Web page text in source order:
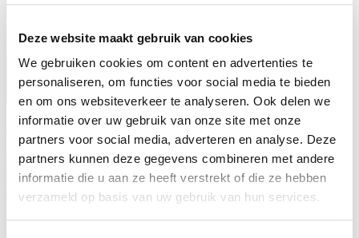
Deze website maakt gebruik van cookies
We gebruiken cookies om content en advertenties te
personaliseren, om functies voor social media te bieden
en om ons websiteverkeer te analyseren. Ook delen we
informatie over uw gebruik van onze site met onze
partners voor social media, adverteren en analyse. Deze
partners kunnen deze gegevens combineren met andere
informatie die u aan ze heeft verstrekt of die ze hebben
verzameld op basis van uw gebruik van hun services.
Katamaran Beatrix